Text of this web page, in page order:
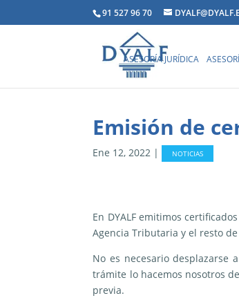
91 527 96 70
ASESORÍA JURÍDICA
Emisión de
Ene 12, 2022 | NOTICIAS
En DYALF emitimos
Agencia Tributaria y el resto
No es necesario
trámite lo hacemos nosotros
previa.